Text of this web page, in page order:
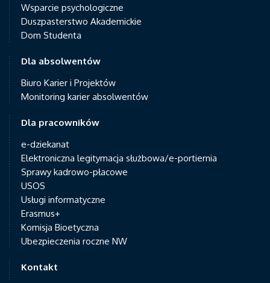
Wsparcie psychologiczne
Duszpasterstwo Akademickie
Dom Studenta
Dla absolwentów
Biuro Karier i Projektów
Monitoring karier absolwentów
Dla pracowników
e-dziekanat
Elektroniczna legitymacja służbowa/e-portiernia
Sprawy kadrowo-płacowe
USOS
Usługi informatyczne
Erasmus+
Komisja Bioetyczna
Ubezpieczenia roczne NW
Kontakt